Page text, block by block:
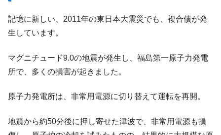
記憶に新しい、2011年の東日本大震災でも、複合債が発
生しています。
マグニチュード9.0の地震が発生し、福島第一原子力発電
所で、多くの損害が起きました。
原子力発電所は、非常用電源に切り替えて運転を再開。
地震から約50分後に押し寄せた津波で、非常用電源も損